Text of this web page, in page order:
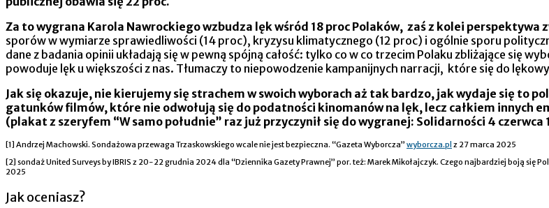
Za to wygrana Karola Nawrockiego wzbudza lęk wśród 18 proc Polaków, zaś z kolei perspektywa
sporów w wymiarze sprawiedliwości (14 proc), kryzysu klimatycznego (12 proc) i ogólnie sporu
dane z badania opinii układają się w pewną spójną całość: tylko co w co trzecim Polaku zbliżające się
powoduje lęk u większości z nas. Tłumaczy to niepowodzenie kampanijnych narracji, które się do
Jak się okazuje, nie kierujemy się strachem w swoich wyborach aż tak bardzo, jak wydaje się
gatunków filmów, które nie odwołują się do podatności kinomanów na lęk, lecz całkiem innych
(plakat z szeryfem “W samo południe” raz już przyczynił się do wygranej: Solidarności 4
[1] Andrzej Machowski. Sondażowa przewaga Trzaskowskiego wcale nie jest bezpieczna. “Gazeta Wyborcza” wyborcza.pl z 27 marca 2025
[2] sondaż United Surveys by IBRIS z 20-22 grudnia 2024 dla “Dziennika Gazety Prawnej” por. też: Marek Mikołajczyk. Czego najbardziej boją się
2025
Jak oceniasz?